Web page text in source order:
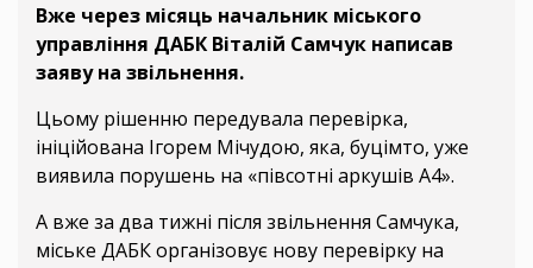
Вже через місяць начальник міського
управління ДАБК Віталій Самчук написав
заяву на звільнення.
Цьому рішенню передувала перевірка,
ініційована Ігорем Мічудою, яка, буцімто, уже
виявила порушень на «півсотні аркушів А4».
А вже за два тижні після звільнення Самчука,
міське ДАБК організовує нову перевірку на